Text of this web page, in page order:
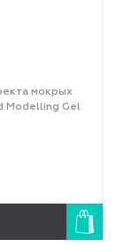
мокрых
Modelling Gel